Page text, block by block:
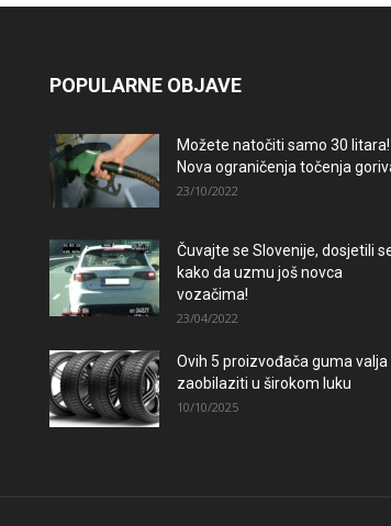
POPULARNE OBJAVE
Možete natočiti samo 30 litara!
Nova ograničenja točenja
23/10/2022
Čuvajte se Slovenije, dosjetili
kako da uzmu još novca
vozačima!
23/04/2022
Ovih 5 proizvođača guma valja
zaobilaziti u širokom luku
10/10/2025